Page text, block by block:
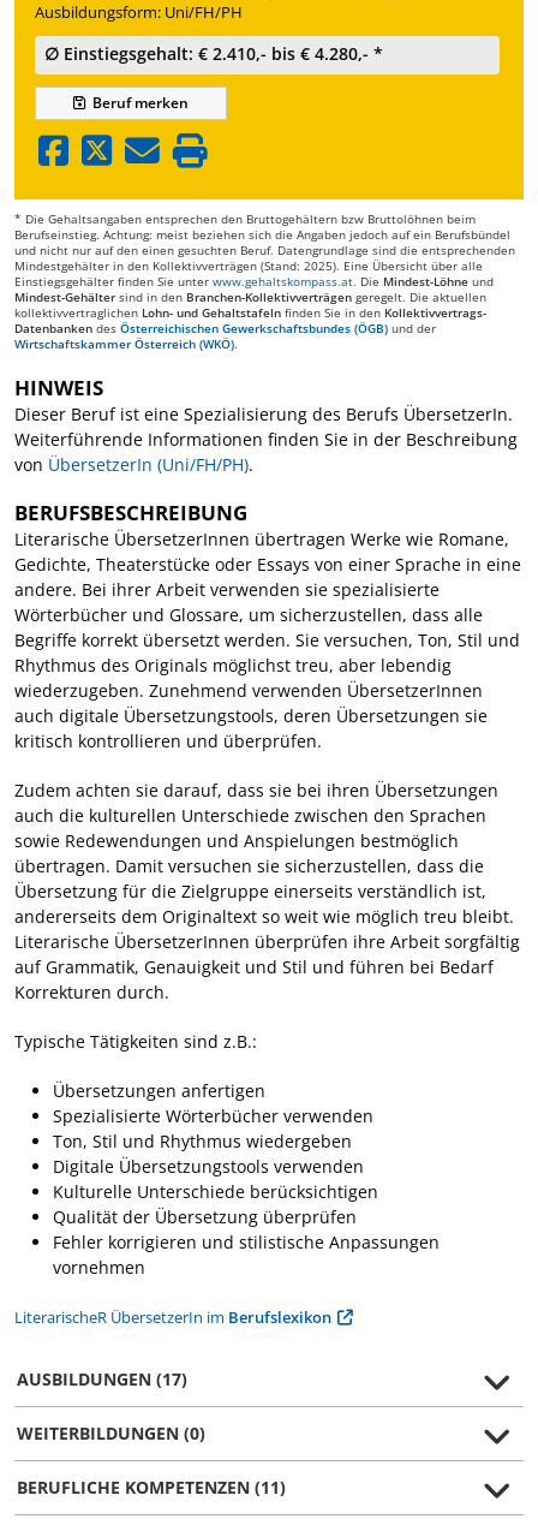
Ausbildungsform: Uni/FH/PH
∅ Einstiegsgehalt: € 2.410,- bis € 4.280,- *
Berufmerken
* Die Gehaltsangaben entsprechen den Bruttogehältern bzw Bruttolöhnen beim
Berufseinstieg. Achtung: meist beziehen sich die Angaben jedoch auf ein Berufsbündel
und nicht nur auf den einen gesuchten Beruf. Datengrundlage sind die entsprechenden
Mindestgehälter in den Kollektivverträgen (Stand: 2025). Eine Übersicht über alle
Einstiegsgehälter finden Sie unter www.gehaltskompass.at. Die Mindest-Löhne und
Mindest-Gehälter sind in den Branchen-Kollektivverträgen geregelt. Die aktuellen
kollektivvertraglichen Lohn- und Gehaltstafeln finden Sie in den Kollektivvertrags-
Datenbanken des Österreichischen Gewerkschaftsbundes (ÖGB) und der
Wirtschaftskammer Österreich (WKÖ).
HINWEIS
Dieser Beruf ist eine Spezialisierung des Berufs ÜbersetzerIn.
Weiterführende Informationen finden Sie in der Beschreibung
von ÜbersetzerIn (Uni/FH/PH).
BERUFSBESCHREIBUNG
Literarische ÜbersetzerInnen übertragen Werke wie Romane,
Gedichte, Theaterstücke oder Essays von einer Sprache in eine
andere. Bei ihrer Arbeit verwenden sie spezialisierte
Wörterbücher und Glossare, um sicherzustellen, dass alle
Begriffe korrekt übersetzt werden. Sie versuchen, Ton, Stil und
Rhythmus des Originals möglichst treu, aber lebendig
wiederzugeben. Zunehmend verwenden ÜbersetzerInnen
auch digitale Übersetzungstools, deren Übersetzungen sie
kritisch kontrollieren und überprüfen.
Zudem achten sie darauf, dass sie bei ihren Übersetzungen
auch die kulturellen Unterschiede zwischen den Sprachen
sowie Redewendungen und Anspielungen bestmöglich
übertragen. Damit versuchen sie sicherzustellen, dass die
Übersetzung für die Zielgruppe einerseits verständlich ist,
andererseits dem Originaltext so weit wie möglich treu bleibt.
Literarische ÜbersetzerInnen überprüfen ihre Arbeit sorgfältig
auf Grammatik, Genauigkeit und Stil und führen bei Bedarf
Korrekturen durch.
Typische Tätigkeiten sind z.B.:
Übersetzungen anfertigen
Spezialisierte Wörterbücher verwenden
Ton, Stil und Rhythmus wiedergeben
Digitale Übersetzungstools verwenden
Kulturelle Unterschiede berücksichtigen
Qualität der Übersetzung überprüfen
Fehler korrigieren und stilistische Anpassungen
vornehmen
LiterarischeR ÜbersetzerIn im Berufslexikon
AUSBILDUNGEN (17)
WEITERBILDUNGEN (0)
BERUFLICHE KOMPETENZEN (11)